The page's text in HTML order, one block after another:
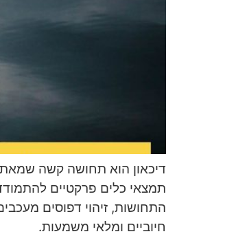
דיכאון הוא תחושה קשה
תמצאי כלים פרקטיים
התחושות, זיהוי דפוסים
חיוביים ומלאי משמעות.